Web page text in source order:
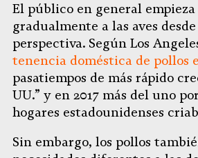
El público en general empieza
gradualmente a las aves
perspectiva. Según Los
tenencia doméstica de pollos
pasatiempos de más rápido
UU.” y en 2017 más del uno
hogares estadounidenses
Sin embargo, los pollos